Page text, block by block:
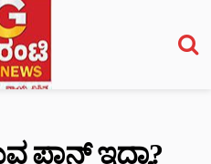
ಪ್ಲಾನ್ ಇದ್ಯಾ?